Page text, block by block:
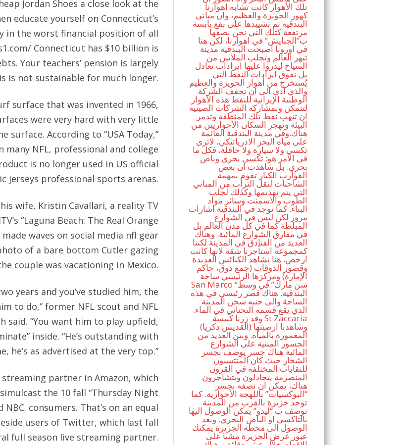
Jordan Shoes a close look at the
educate yourself on Connecticut’s
in the worst financial position of all
Connecticut has $10 billion is
Your teachers’ pension is largely
is not sustainable for much longer.
surface that was invented in 1966,
were very hard with very little
According to “USA Today,”
NFL, professional and college
is no longer used in US official
jerseys professional sports arenas.
wife, Kristin Cavallari, a reality TV
“Laguna Beach: The Real Orange
waves on social media nfl gear
of a bare bottom Cutler gazing
couple was vacationing in Mexico.
years and you’ve studied him, the
to do,” former NFL scout and NFL
said. “You want him to play upfield,
inside. “He’s outstanding with
he’s as advertised at the very top.”
partner in Amazon, which
the 10 fall “Thursday Night
consumers. That’s on an equal
users of Twitter, which last fall
full season live streaming partner.
تلك الأهوار كانت تشابه اهوارنا
كهور الحويزة والعظيم، وان مباني
البندقية تم تشييدها على بقع يابسة
مرتفعة كتلك التي نحن نصفها
ب”الجبايش” في اهوارنا، لكن هنا
في اوروبا اصبحت البندقية مدينة
تبهر العالم وتجلب الملايين من
السياح ليدروا عليها ايرادات تعادل
بل تفوق ايرادات النفط التي
يُستخرج من أهوار الحويزة والعظيم
والذي ادى الى ان تجفف الشركة
الوطنية الإيرانية للنفط هذه الأهوار
لتتمكن وبمشاركة الشركات الصينية
ان تنهب نفط تلك المنطقة وتدمر
البيئة وتهجر السكان الأحوازيين من
هناك.وفي مدينة البندقية القائمة
على مياه البحر الادرياتيكي، لاترى
تكسي ولا سيارة ولا حافلة، فكل ما
في الامر هو: تكسي بحري وباص
بحري. بل شاهدت ان بعض
القوارب الكبار تقوم بمهمة
الشاحنات لنقل التراب من المباني
التي يتم تهديمها وكذلك لجلب
الطوب والاسمنت وسائر مواد
البناء. كما توجد في البندقية اشارات
مرور لكن ليس في الشوارع
المبلطة كما في كل مدن العالم بل
في مفارق الشوارع المائية. وهناك
العديد من الفنادق في المدينة لكننا
كمجموعة استأجرنا شقة لانها كانت
ارخص. هنا تشاهد الكنائس العديدة
وقصور الدوقات (جمع دوق، حاكم
الإمارة) ومركزها الرئيسي ساحة
San Marco “سن مارك” في وسط
البندقية. هناك قصر رئيسي في هذه
الساحة والى جنبه سجن المدينة
الذي يقع قسمه التحتاني في الماء.
وقد زرنا كنيسة St Zaccaria
(القديس ذكريا) وشاهدنا ارضيتها
المغمورة بالمياه. وبين العديد من
الجسور المبنية على الشوارع
المائية هناك جسر يوصف بجسر
الشجار حيث كان المنتسبون
للنقابات المختلفة في القرون
المنصرمة يتجادلون ويتشاجرون
هناك، يمكن ان نصفه بجسر
“البوكسيات” باللهجة الأحوازية. كما
توجد جزيرة بالقرب من المدينة
توصف ب “ليدو” يمكن الوصول اليها
بالتاكسي او الباص البحري. وبعد
الوصول الى محطة الجزيرة يمكنك
عبور عرض الجزيرة مشيا على